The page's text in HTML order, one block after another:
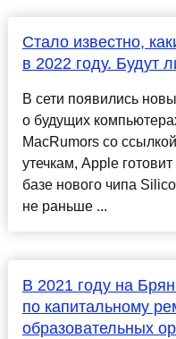
Стало известно,
в 2022 году. Будут
В сети появились
о будущих
MacRumors со
утечкам, Apple
базе нового чипа
не раньше ...
В 2021 году на
по капитальному
образовательных